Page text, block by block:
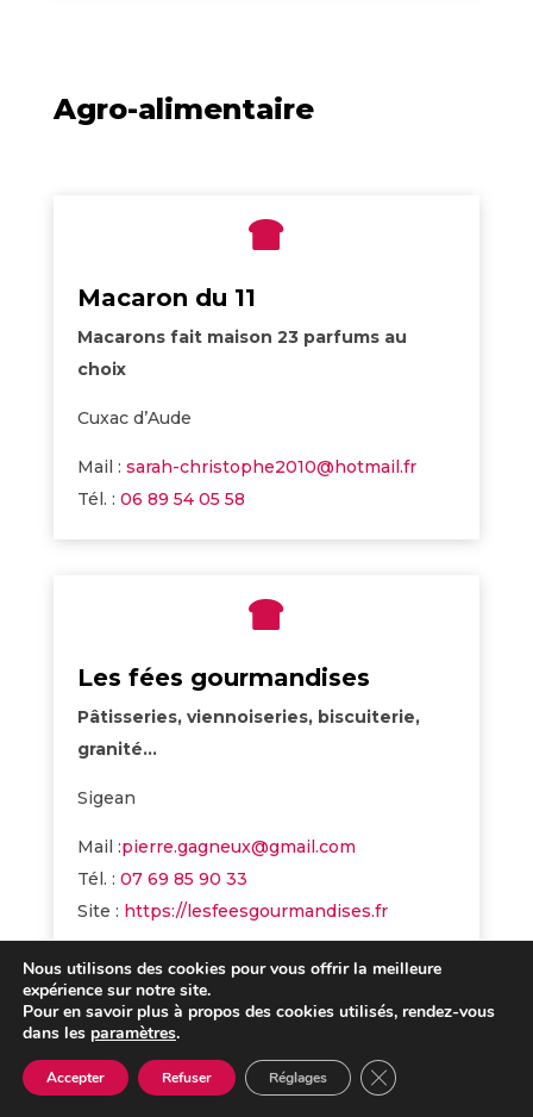
Agro-alimentaire

Macaron du 11
Macarons fait maison 23 parfums au
choix
Cuxac d’Aude
Mail : sarah-christophe2010@hotmail.fr
Tél. : 06 89 54 05 58

Les fées gourmandises
Pâtisseries, viennoiseries, biscuiterie,
granité…
Sigean
Mail :pierre.gagneux@gmail.com
Tél. : 07 69 85 90 33
Site : https://lesfeesgourmandises.fr

Kurt'Occitan
Nous utilisons des cookies pour vous offrir la meilleure
expérience sur notre site.
Pour en savoir plus à propos des cookies utilisés, rendez-vous
dans les paramètres.
Accepter Refuser Réglages Fermer la bannière